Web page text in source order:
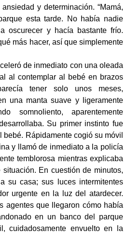
y determinación. “Mamá,
esta tarde. No había nadie
oscurecer y hacía bastante frío.
más hacer, así que simplemente
de inmediato con una oleada
al contemplar al bebé en brazos
tener solo unos meses,
una manta suave y ligeramente
somnoliento, aparentemente
Su primer instinto fue
Rápidamente cogió su móvil
y llamó de inmediato a la policía
temblorosa mientras explicaba
situación. En cuestión de minutos,
su casa; sus luces intermitentes
urgente en la luz del atardecer.
agentes que llegaron cómo había
en un banco del parque
cuidadosamente envuelto en la